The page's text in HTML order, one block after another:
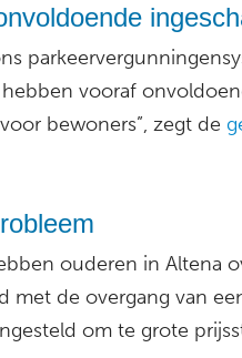
vooraf
bewoners”, zegt de
ouderen in Altena
met de overgang van
om te grote